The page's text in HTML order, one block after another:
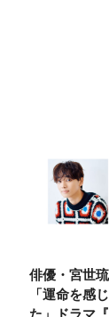
俳優・宮世
「運命を感じ